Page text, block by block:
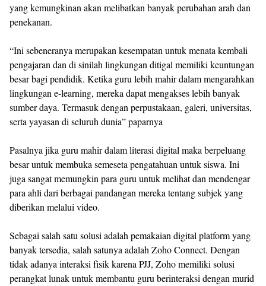
yang kemungkinan akan melibatkan banyak perubahan arah dan
penekanan.
“Ini sebeneranya merupakan kesempatan untuk menata kembali
pengajaran dan di sinilah lingkungan ditigal memiliki keuntungan
besar bagi pendidik. Ketika guru lebih mahir dalam mengarahkan
lingkungan e-learning, mereka dapat mengakses lebih banyak
sumber daya. Termasuk dengan perpustakaan, galeri, universitas,
serta yayasan di seluruh dunia” paparnya
Pasalnya jika guru mahir dalam literasi digital maka berpeluang
besar untuk membuka semeseta pengatahuan untuk siswa. Ini
juga sangat memungkin para guru untuk melihat dan mendengar
para ahli dari berbagai pandangan mereka tentang subjek yang
diberikan melalui video.
Sebagai salah satu solusi adalah pemakaian digital platform yang
banyak tersedia, salah satunya adalah Zoho Connect. Dengan
tidak adanya interaksi fisik karena PJJ, Zoho memiliki solusi
perangkat lunak untuk membantu guru berinteraksi dengan murid